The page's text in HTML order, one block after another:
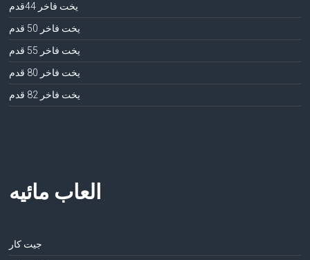
يخت فاخر 44قدم
يخت فاخر 50 قدم
يخت فاخر 55 قدم
يخت فاخر 80 قدم
يخت فاخر 82 قدم
العاب مائيه
جيت كار